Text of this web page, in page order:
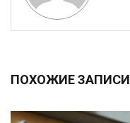
ПОХОЖИЕ ЗАПИСИ